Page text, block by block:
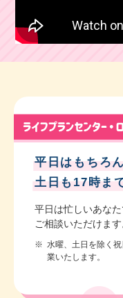
平日はもちろん
土日も17時ま
平日は忙しいあなた
ご相談いただけます
※ 水曜、土日を除く
業いたします。